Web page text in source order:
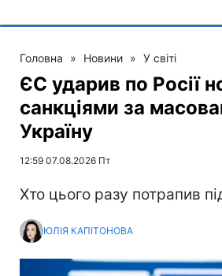
Головна » Новини » У світі
ЄС ударив по Росії
санкціями за
Україну
12:59 07.08.2026 Пт
Хто цього разу потрапив
ЮЛІЯ КАПІТОНОВА